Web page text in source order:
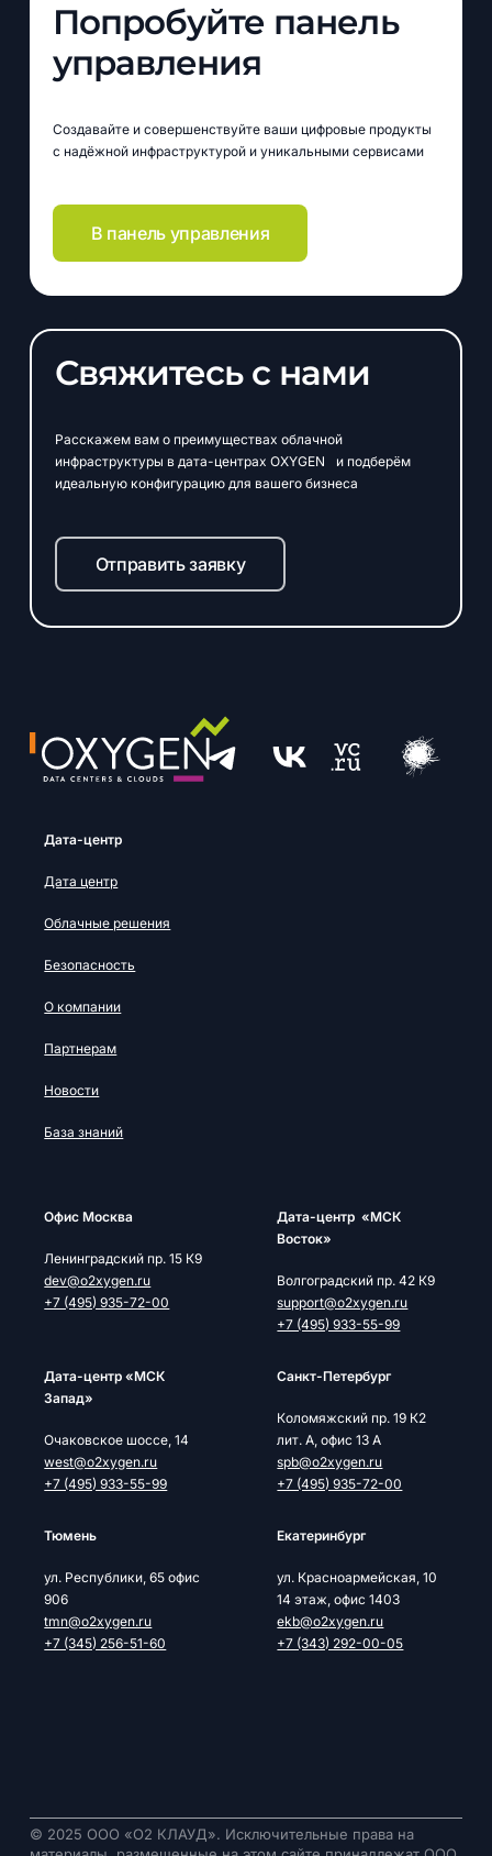
Попробуйте панель
управления
Создавайте и совершенствуйте ваши цифровые продукты
с надёжной инфраструктурой и уникальными сервисами
В панель управления
Свяжитесь с нами
Расскажем вам о преимуществах облачной
инфраструктуры в дата-центрах OXYGEN и подберём
идеальную конфигурацию для вашего бизнеса
Отправить заявку
Дата-центр
Дата центр
Облачные решения
Безопасность
О компании
Партнерам
Новости
База знаний
Офис Москва
Ленинградский пр. 15 К9
dev@o2xygen.ru
+7 (495) 935-72-00
Дата-центр «МСК
Восток»
Волгоградский пр. 42 К9
support@o2xygen.ru
+7 (495) 933-55-99
Дата-центр «МСК
Запад»
Очаковское шоссе, 14
west@o2xygen.ru
+7 (495) 933-55-99
Cанкт-Петербург
Коломяжский пр. 19 К2
лит. А, офис 13 А
spb@o2xygen.ru
+7 (495) 935-72-00
Тюмень
ул. Республики, 65 офис
906
tmn@o2xygen.ru
+7 (345) 256-51-60
Екатеринбург
ул. Красноармейская, 10
14 этаж, офис 1403
ekb@o2xygen.ru
+7 (343) 292-00-05
© 2025 ООО «О2 КЛАУД». Исключительные права на